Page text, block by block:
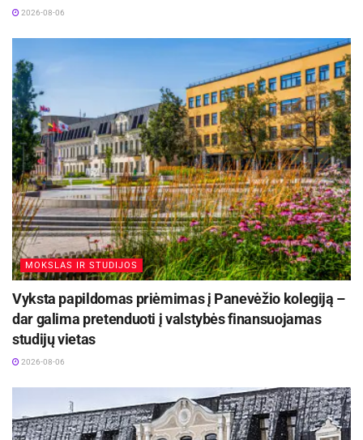
2026-08-06
MOKSLAS IR STUDIJOS
Vyksta papildomas priėmimas į Panevėžio kolegiją –
dar galima pretenduoti į valstybės finansuojamas
studijų vietas
2026-08-06